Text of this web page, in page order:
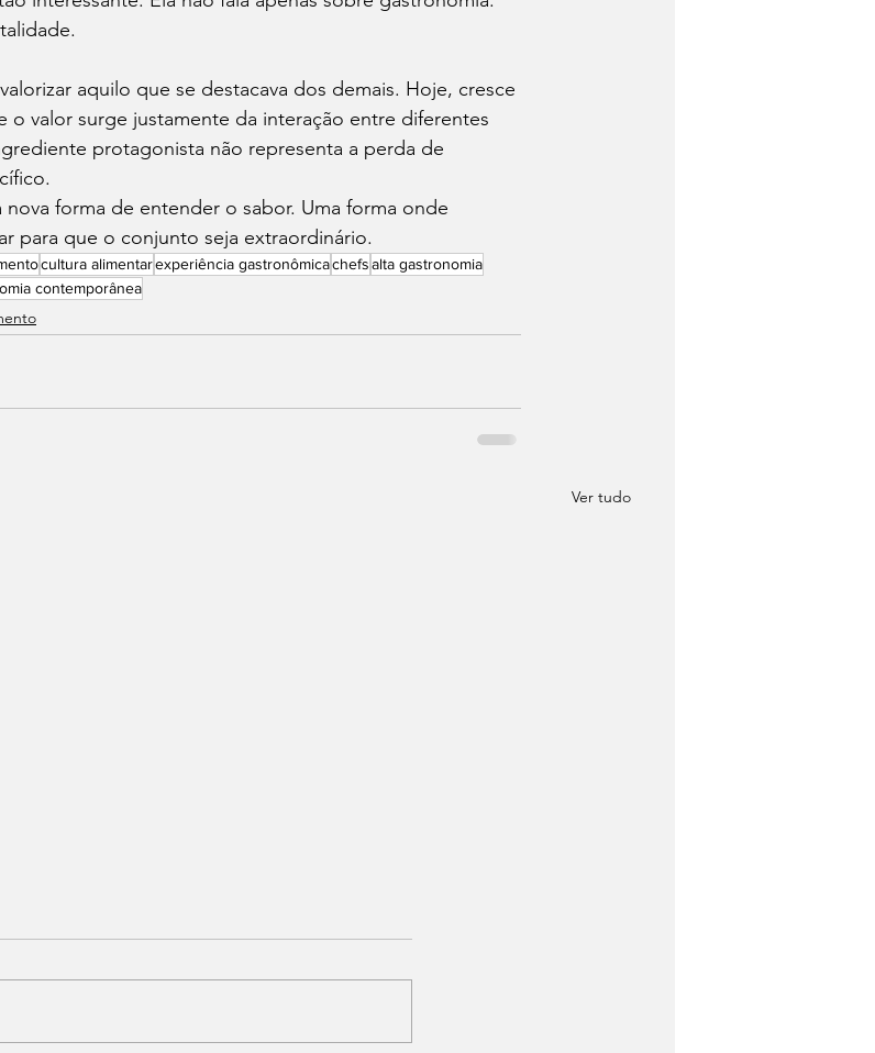
aquilo que se destacava dos demais. Hoje, cresce
o valor surge justamente da interação entre diferentes
protagonista não representa a perda de
forma de entender o sabor. Uma forma onde
para que o conjunto seja extraordinário.
cultura alimentarexperiência gastronômicachefsalta gastronomia
contemporânea
Ver tudo